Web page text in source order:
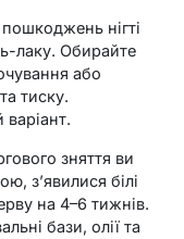
нігті
лаку. Обирайте
або
тиску.
зняття ви
з’явилися білі
на 4–6 тижнів.
бази, олії та